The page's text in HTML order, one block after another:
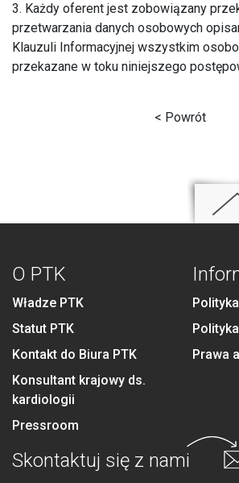
3. Każdy oferent jest zobowiązany
przetwarzania danych osobowych
Klauzuli Informacyjnej wszystkim
przekazane w toku niniejszego
< Powrót
O PTK
Władze PTK
Statut PTK
Kontakt do Biura PTK
Konsultant krajowy ds.
kardiologii
Pressroom
Prawa
Skontaktuj się z nami